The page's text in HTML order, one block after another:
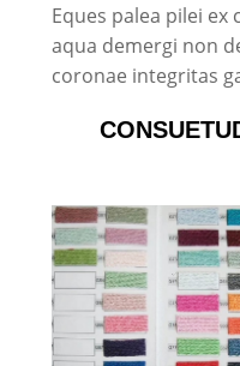
Eques palea pilei
aqua demergi non
coronae integritas